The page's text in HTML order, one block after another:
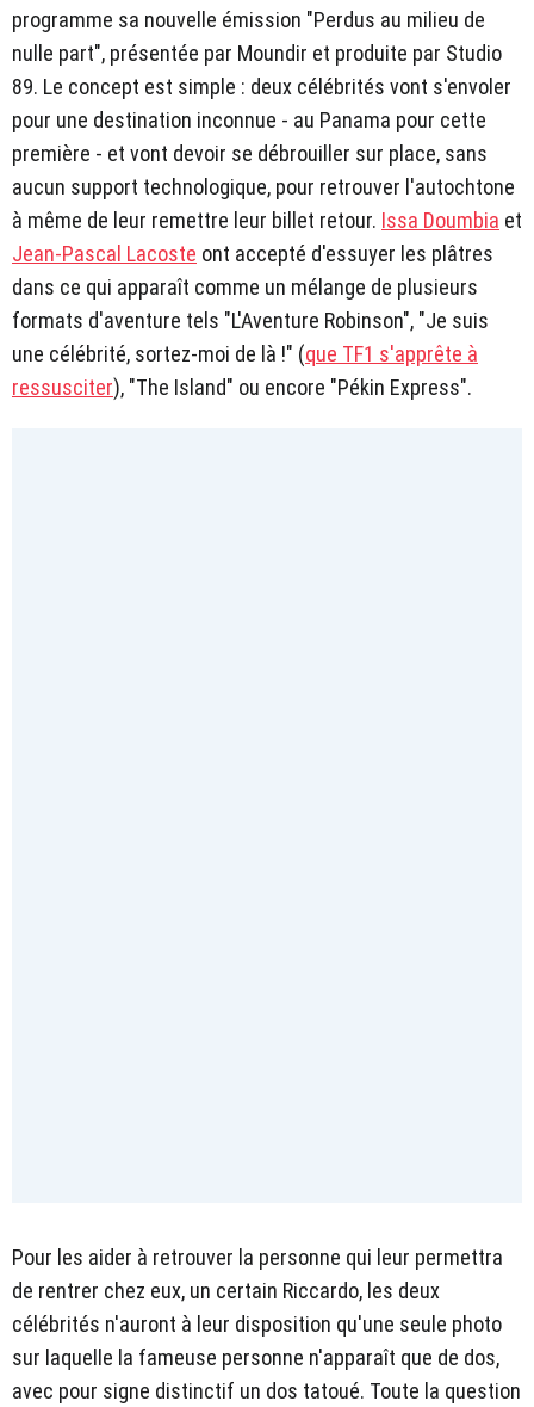
programme sa nouvelle émission "Perdus au milieu de
nulle part", présentée par Moundir et produite par Studio
89. Le concept est simple : deux célébrités vont s'envoler
pour une destination inconnue - au Panama pour cette
première - et vont devoir se débrouiller sur place, sans
aucun support technologique, pour retrouver l'autochtone
à même de leur remettre leur billet retour. Issa Doumbia et
Jean-Pascal Lacoste ont accepté d'essuyer les plâtres
dans ce qui apparaît comme un mélange de plusieurs
formats d'aventure tels "L'Aventure Robinson", "Je suis
une célébrité, sortez-moi de là !" (que TF1 s'apprête à
ressusciter), "The Island" ou encore "Pékin Express".
Pour les aider à retrouver la personne qui leur permettra
de rentrer chez eux, un certain Riccardo, les deux
célébrités n'auront à leur disposition qu'une seule photo
sur laquelle la fameuse personne n'apparaît que de dos,
avec pour signe distinctif un dos tatoué. Toute la question